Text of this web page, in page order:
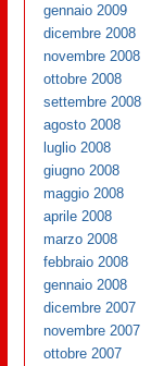
gennaio 2009
dicembre 2008
novembre 2008
ottobre 2008
settembre 2008
agosto 2008
luglio 2008
giugno 2008
maggio 2008
aprile 2008
marzo 2008
febbraio 2008
gennaio 2008
dicembre 2007
novembre 2007
ottobre 2007